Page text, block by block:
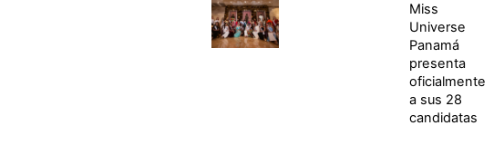
Miss
Universe
Panamá
presenta
oficialmente
a sus 28
candidatas